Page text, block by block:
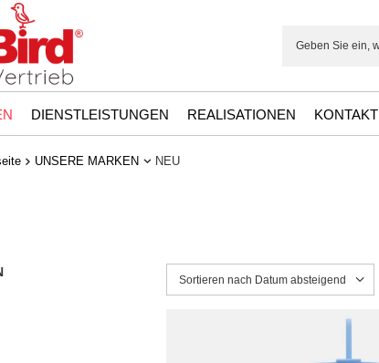
DIENSTLEISTUNGEN REALISATIONEN KONTAKT
UNSERE MARKEN NEU
Sortierung ändern
Sortieren nach Datum absteigend